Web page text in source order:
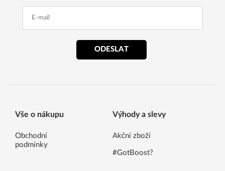
ODESLAT
Vše o nákupu
Obchodní
podmínky
Výhody a slevy
Akční zboží
#GotBoost?